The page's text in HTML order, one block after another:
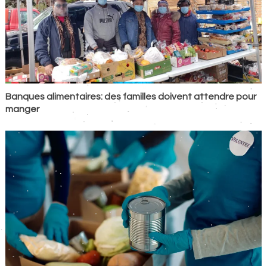
Banques alimentaires: des familles doivent attendre pour
manger